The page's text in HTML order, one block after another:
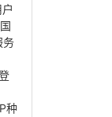
务
种